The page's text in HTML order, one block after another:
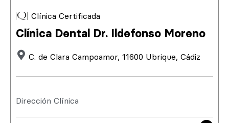
Clínica Certificada
Clínica Dental Dr. Ildefonso Moreno
C. de Clara Campoamor, 11600 Ubrique, Cádiz
Dirección Clínica